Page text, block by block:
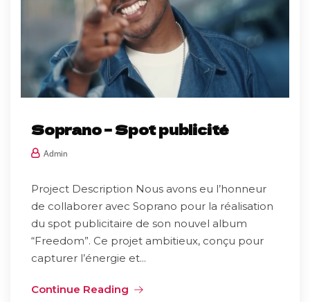
Soprano – Spot publicité
Admin
Project Description Nous avons eu l’honneur
de collaborer avec Soprano pour la réalisation
du spot publicitaire de son nouvel album
“Freedom”. Ce projet ambitieux, conçu pour
capturer l’énergie et...
Continue Reading